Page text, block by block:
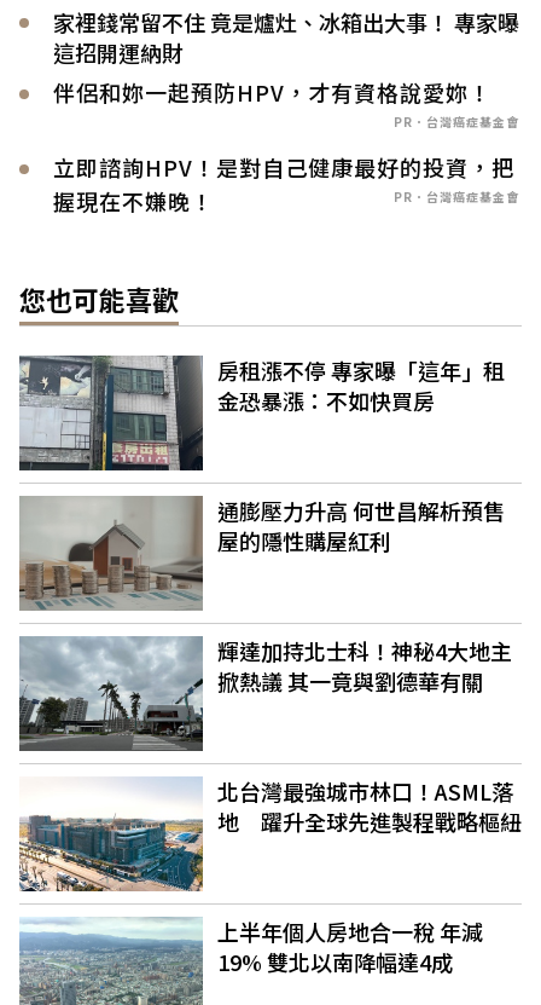
家裡錢常留不住 竟是爐灶、冰箱出大事！ 專家曝
這招開運納財
伴侶和妳一起預防HPV，才有資格說愛妳！
PR．台灣癌症基金會
立即諮詢HPV！是對自己健康最好的投資，把
握現在不嫌晚！
PR．台灣癌症基金會
您也可能喜歡
房租漲不停 專家曝「這年」租
金恐暴漲：不如快買房
通膨壓力升高 何世昌解析預售
屋的隱性購屋紅利
輝達加持北士科！神秘4大地主
掀熱議 其一竟與劉德華有關
北台灣最強城市林口！ASML落
地 躍升全球先進製程戰略樞紐
上半年個人房地合一稅 年減
19% 雙北以南降幅達4成